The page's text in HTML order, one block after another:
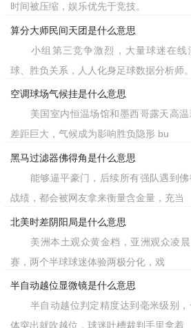
时间被压缩，娱乐优先于竞技。
算分大师民间天团是什么意思
小组第三竞争激烈，大量球迷在线
球、胜负关系，人人化身足球数据分析师。
空调球场气候挂是什么意思
美国室内恒温场馆和墨西哥露天高温
差距巨大，气候成为影响胜负隐形 bu
黑马过滤器佛得角是什么意思
能够逼平豪门，后续所有强队遇到佛
战绩，都会被网友拿来衡量含金量，充当
北美时差阴阳局是什么意思
美洲本土观众黄金档，亚洲观众凌晨
赛，两个半球球迷体验两极分化，戏
半自动越位显微镜是什么意思
半自动越位判定精度达到毫米级别，
体突出就吹越位，球迷吐槽裁判手里拿着